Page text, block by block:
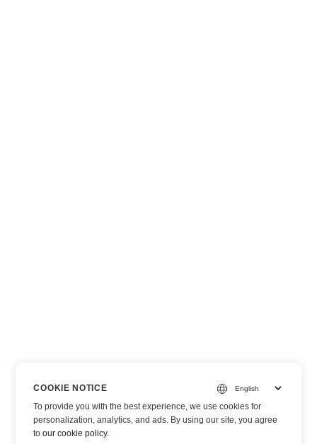
COOKIE NOTICE
To provide you with the best experience, we use cookies for
personalization, analytics, and ads. By using our site, you agree
toour cookie policy.